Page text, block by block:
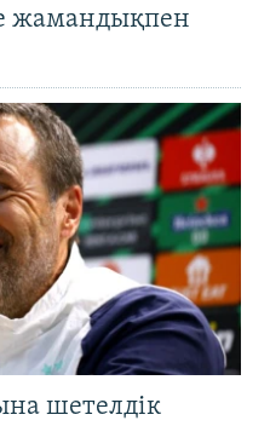
жамандықпен
шетелдік